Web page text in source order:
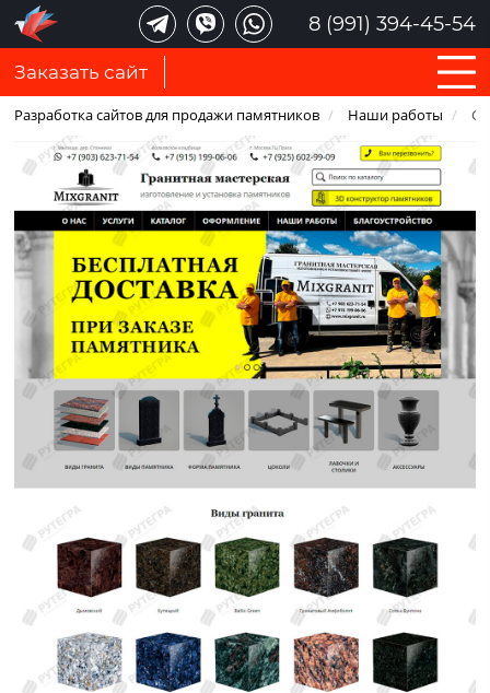
8 (991) 394-45-54
Заказать сайт
Разработка сайтов для продажи памятников / Наши работы /